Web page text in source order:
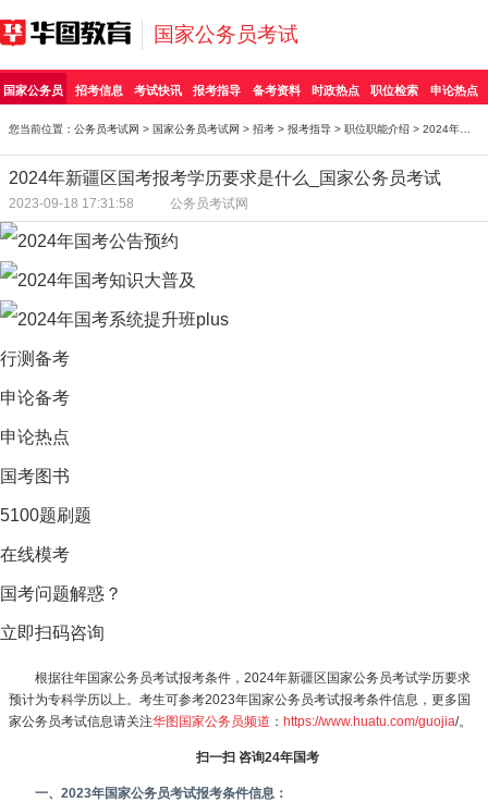
国家公务员考试
国家公务员 招考信息 考试快讯 报考指导 备考资料 时政热点 职位检索 申论热点
您当前位置： 公务员考试网 > 国家公务员考试网 > 招考 > 报考指导 > 职位职能介绍 > 2024年新疆区国考报考学历要求是什么_国家公务员考
2024年新疆区国考报考学历要求是什么_国家公务员考试
2023-09-18 17:31:58 公务员考试网
行测备考
申论备考
申论热点
国考图书
5100题刷题
在线模考
国考问题解惑？
立即扫码咨询
根据往年国家公务员考试报考条件，2024年新疆区国家公务员考试学历要求
预计为专科学历以上。考生可参考2023年国家公务员考试报考条件信息，更多国
家公务员考试信息请关注华图国家公务员频道 ： https://www.huatu.com/guojia/。
扫一扫 咨询24年国考
一、2023年国家公务员考试报考条件信息：